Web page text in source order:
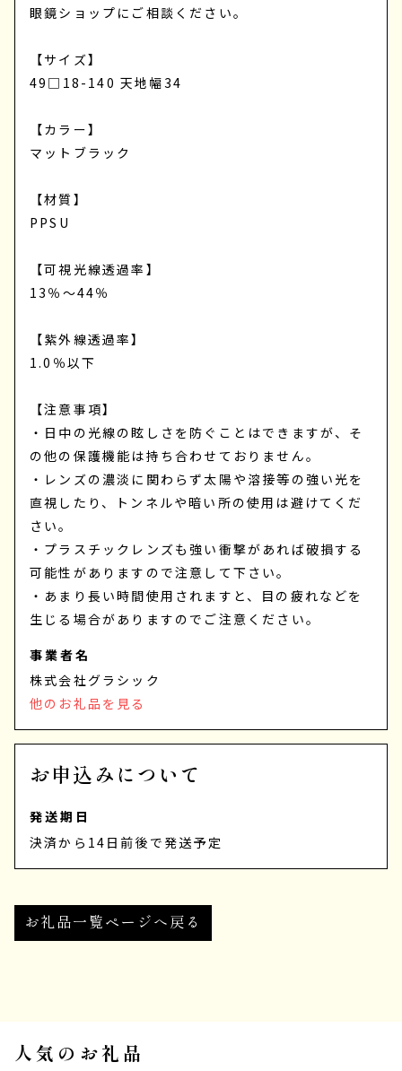
眼鏡ショップにご相談ください。
【サイズ】
49□18-140 天地幅34
【カラー】
マットブラック
【材質】
PPSU
【可視光線透過率】
13％～44％
【紫外線透過率】
1.0％以下
【注意事項】
・日中の光線の眩しさを防ぐことはできますが、そ
の他の保護機能は持ち合わせておりません。
・レンズの濃淡に関わらず太陽や溶接等の強い光を
直視したり、トンネルや暗い所の使用は避けてくだ
さい。
・プラスチックレンズも強い衝撃があれば破損する
可能性がありますので注意して下さい。
・あまり長い時間使用されますと、目の疲れなどを
生じる場合がありますのでご注意ください。
事業者名
株式会社グラシック
他のお礼品を見る
お申込みについて
発送期日
決済から14日前後で発送予定
お礼品一覧ページへ戻る
人気のお礼品